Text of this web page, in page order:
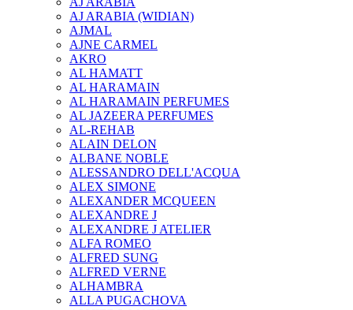
AJ ARABIA (WIDIAN)
AJMAL
AJNE CARMEL
AKRO
AL HAMATT
AL HARAMAIN
AL HARAMAIN PERFUMES
AL JAZEERA PERFUMES
AL-REHAB
ALAIN DELON
ALBANE NOBLE
ALESSANDRO DELL'ACQUA
ALEX SIMONE
ALEXANDER MCQUEEN
ALEXANDRE J
ALEXANDRE J ATELIER
ALFA ROMEO
ALFRED SUNG
ALFRED VERNE
ALHAMBRA
ALLA PUGACHOVA